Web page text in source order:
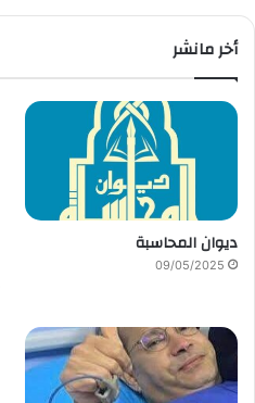
أخر مانشر
ديوان المحاسبة
09/05/2025